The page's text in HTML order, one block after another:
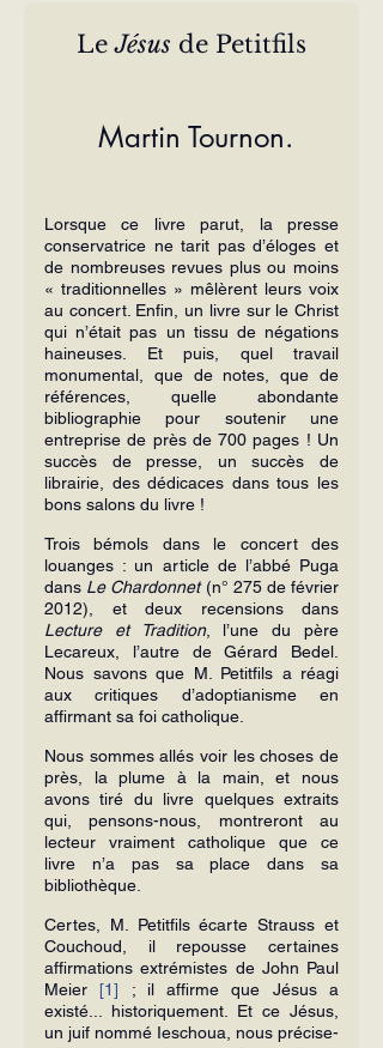
Le Jésus de Petitfils
Martin Tournon.
Lorsque ce livre parut, la presse
conservatrice ne tarit pas d’éloges et
de nombreuses revues plus ou moins
« tradition­nelles » mêlèrent leurs voix
au concert. Enfin, un livre sur le Christ
qui n’était pas un tissu de négations
haineuses. Et puis, quel travail
monumental, que de notes, que de
références, quelle abondante
bibliographie pour soutenir une
entreprise de près de 700 pages ! Un
succès de presse, un succès de
librairie, des dédicaces dans tous les
bons salons du livre !
Trois bémols dans le concert des
louanges : un article de l’abbé Puga
dans Le Chardonnet (n° 275 de février
Lecture et Tradition, l’une du père
Lecareux, l’autre de Gérard Bedel.
Nous savons que M. Petitfils a réagi
aux critiques d’adoptianisme en
affirmant sa foi catholique.
Nous sommes allés voir les choses de
près, la plume à la main, et nous
avons tiré du livre quelques extraits
qui, pensons-nous, montreront au
lecteur vraiment catholique que ce
livre n’a pas sa place dans sa
bibliothèque.
Certes, M. Petitfils écarte Strauss et
Couchoud, il repousse certaines
affirmations extrémistes de John Paul
Meier [1] ; il affirme que Jésus a
existé... historiquement. Et ce Jésus,
un juif nommé Ieschoua, nous précise-